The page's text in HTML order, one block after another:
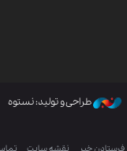
طراحی و تولید: نستوه